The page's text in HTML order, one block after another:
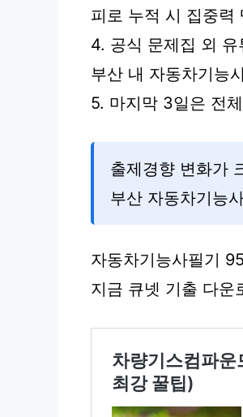
피로 누적 시 집중력
4. 공식 문제집 외
부산 내 자동차기능
5. 마지막 3일은 전
출제경향 변화가
부산 자동차기능
자동차기능사필기
지금 큐넷 기출 다운